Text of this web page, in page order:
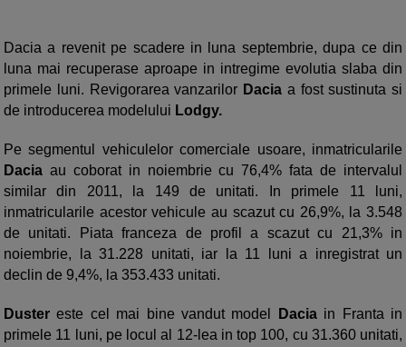
Dacia a revenit pe scadere in luna septembrie, dupa ce din
luna mai recuperase aproape in intregime evolutia slaba din
primele luni. Revigorarea vanzarilor Dacia a fost sustinuta si
de introducerea modelului Lodgy.
Pe segmentul vehiculelor comerciale usoare, inmatricularile
Dacia au coborat in noiembrie cu 76,4% fata de intervalul
similar din 2011, la 149 de unitati. In primele 11 luni,
inmatricularile acestor vehicule au scazut cu 26,9%, la 3.548
de unitati. Piata franceza de profil a scazut cu 21,3% in
noiembrie, la 31.228 unitati, iar la 11 luni a inregistrat un
declin de 9,4%, la 353.433 unitati.
Duster este cel mai bine vandut model Daciain Franta in
primele 11 luni, pe locul al 12-lea in top 100, cu 31.360 unitati,